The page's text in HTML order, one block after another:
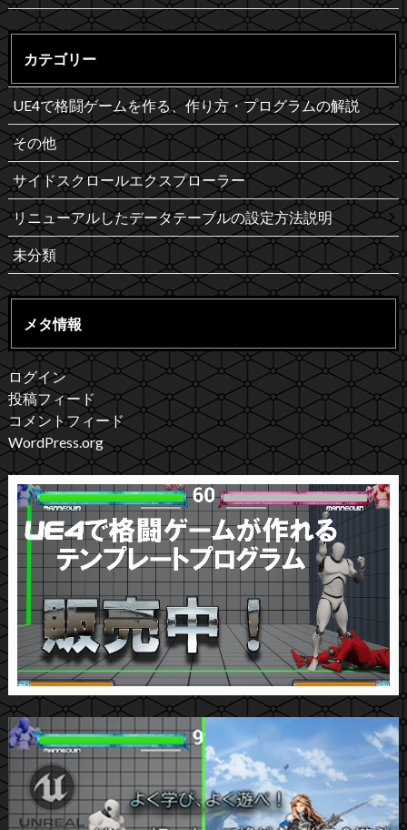
カテゴリー
UE4で格闘ゲームを作る、作り方・プログラムの解説
その他
サイドスクロールエクスプローラー
リニューアルしたデータテーブルの設定方法説明
未分類
メタ情報
ログイン
投稿フィード
コメントフィード
WordPress.org